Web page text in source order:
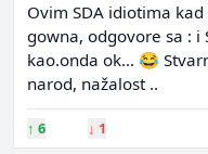
Ovim SDA idiotima
gowna, odgovore sa : i
kao.onda ok... 😂
narod, nažalost ..
↑ 6 ↓ 1